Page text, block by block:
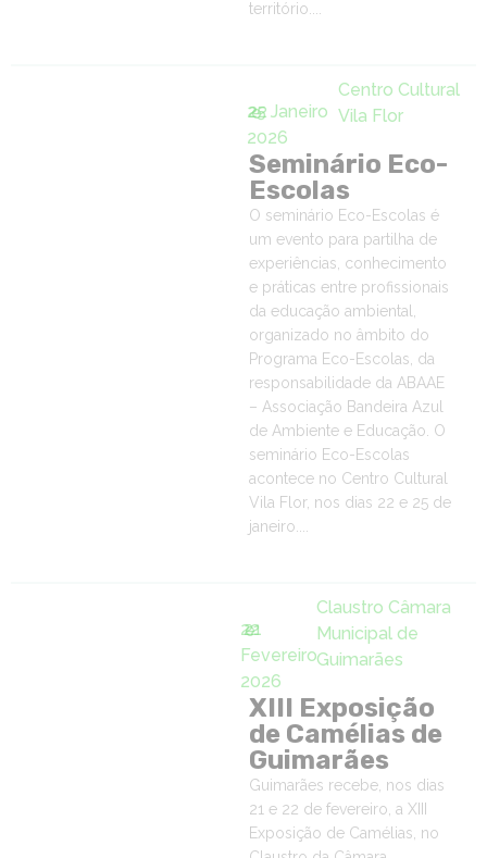
território....
22
e
25 Janeiro
2026
Centro Cultural
Vila Flor
Seminário Eco-
Escolas
O seminário Eco-Escolas é
um evento para partilha de
experiências, conhecimento
e práticas entre profissionais
da educação ambiental,
organizado no âmbito do
Programa Eco-Escolas, da
responsabilidade da ABAAE
– Associação Bandeira Azul
de Ambiente e Educação. O
seminário Eco-Escolas
acontece no Centro Cultural
Vila Flor, nos dias 22 e 25 de
janeiro....
21
e
22
Fevereiro
2026
Claustro Câmara
Municipal de
Guimarães
XIII Exposição
de Camélias de
Guimarães
Guimarães recebe, nos dias
21 e 22 de fevereiro, a XIII
Exposição de Camélias, no